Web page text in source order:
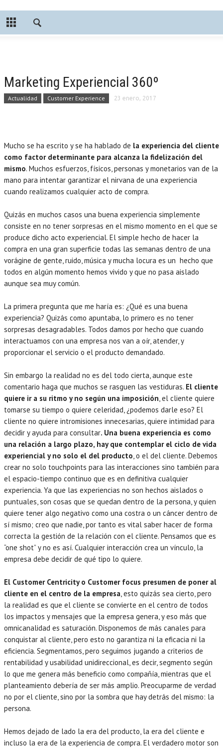
Marketing Experiencial 360º
Actualidad Customer Experience 23 enero, 2017
Mucho se ha escrito y se ha hablado de la experiencia del cliente
como factor determinante para alcanza la fidelización del
mismo. Muchos esfuerzos, físicos, personas y monetarios van de la
mano para intentar garantizar el nirvana de una experiencia
cuando realizamos cualquier acto de compra.
Quizás en muchos casos una buena experiencia simplemente
consiste en no tener sorpresas en el mismo momento en el que se
produce dicho acto experiencial. El simple hecho de hacer la
compra en una gran superficie todas las semanas dentro de una
vorágine de gente, ruido, música y mucha locura es un hecho que
todos en algún momento hemos vivido y que no pasa aislado
aunque sea muy común.
La primera pregunta que me haría es: ¿Qué es una buena
experiencia? Quizás como apuntaba, lo primero es no tener
sorpresas desagradables. Todos damos por hecho que cuando
interactuamos con una empresa nos van a oír, atender, y
proporcionar el servicio o el producto demandado.
Sin embargo la realidad no es del todo cierta, aunque este
comentario haga que muchos se rasguen las vestiduras. El cliente
quiere ir a su ritmo y no según una imposición, el cliente quiere
tomarse su tiempo o quiere celeridad, ¿podemos darle eso? El
cliente no quiere intromisiones innecesarias, quiere intimidad para
decidir y ayuda para consultar. Una buena experiencia es como
una relación a largo plazo, hay que contemplar el ciclo de vida
experiencial y no solo el del producto, o el del cliente. Debemos
crear no solo touchpoints para las interacciones sino también para
el espacio-tiempo continuo que es en definitiva cualquier
experiencia. Ya que las experiencias no son hechos aislados o
puntuales, son cosas que se quedan dentro de la persona, y quien
quiere tener algo negativo como una costra o un cáncer dentro de
sí mismo; creo que nadie, por tanto es vital saber hacer de forma
correcta la gestión de la relación con el cliente. Pensamos que es
“one shot” y no es así. Cualquier interacción crea un vínculo, la
empresa debe decidir de qué tipo lo quiere.
El Customer Centricity o Customer focus presumen de poner al
cliente en el centro de la empresa, esto quizás sea cierto, pero
la realidad es que el cliente se convierte en el centro de todos
los impactos y mensajes que la empresa genera, y eso más que
omnicanalidad es saturación. Disponemos de más canales para
conquistar al cliente, pero esto no garantiza ni la eficacia ni la
eficiencia. Segmentamos, pero seguimos jugando a criterios de
rentabilidad y usabilidad unidireccional, es decir, segmento según
lo que me genera más beneficio como compañía, mientras que el
planteamiento debería de ser más amplio. Preocuparme de verdad
no por el cliente, sino por la sombra que hay detrás del mismo: la
persona.
Hemos dejado de lado la era del producto, la era del cliente e
incluso la era de la experiencia de compra. El verdadero motor son